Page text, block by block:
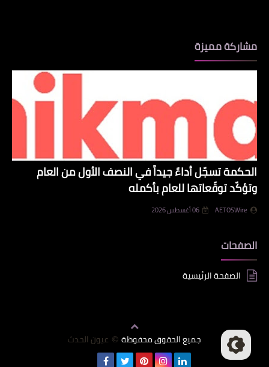
مشاركة مميزة
الحكمة تسجّل أداءً جيداً في النصف الأول من العام
وتؤكّد توقّعاتها للعام بأكمله
AETOSWire 06 أغسطس 2026
الصفحات
الصفحة الرئيسية
جميع الحقوق محفوظة © عيون الحدث